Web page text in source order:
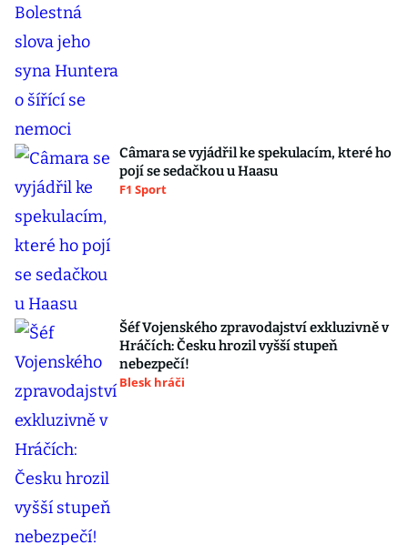
Câmara se vyjádřil ke spekulacím, které ho
pojí se sedačkou u Haasu
F1 Sport
Šéf Vojenského zpravodajství exkluzivně v
Hráčích: Česku hrozil vyšší stupeň
nebezpečí!
Blesk hráči